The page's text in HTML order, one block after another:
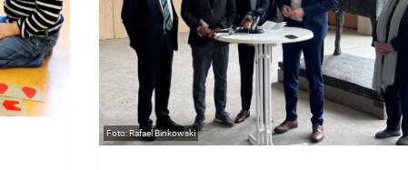
Rafael Binkowski